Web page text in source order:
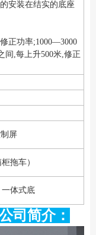
安装在结实的底座
正功率;1000—3000
间,每上升500米,修正
屏
拖车）
体式底
司简介：